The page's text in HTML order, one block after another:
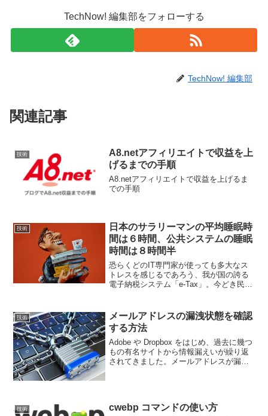
TechNow! 編集部をフォローする
TechNow! 編集部
関連記事
技術
A8.netアフィリエイトで収益を上
げるまでの手順
A8.netアフィリエイトで収益を上げるま
での手順
技術
日本のサラリーマンの平均睡眠時
間は６時間、公共システムの睡眠
時間は８時間半
恐らくどのIT専門家が使っても多大なス
トレスを感じるであろう、我が国の誇る
電子納税システム「e-Tax」。今どき民間
筆者の経験ではインターネットの前世
代、クライア...
技術
メールアドレスの漏洩状態を確認
する方法
Adobe や Dropbox をはじめ、過去に幾つ
もの有名サイトから情報漏えいが繰り返
されてきました。メールアドレスが漏れ
技術 cwebp コマンドの使い方